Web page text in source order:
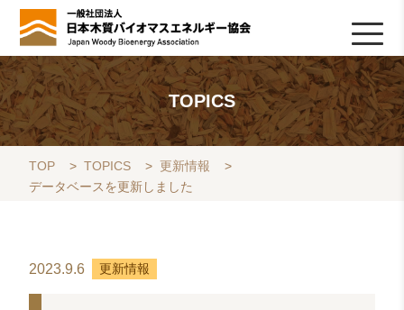
HOME
TOPICS
協会について
木質バイオマスの基礎知識
協会の活動
ライブラリ
データベース
Q&A
リンク集
お問い合わせ
会員専用
採用情報
TOPICS
TOP > TOPICS > 更新情報
>
データベースを更新しました
2023.9.6 更新情報